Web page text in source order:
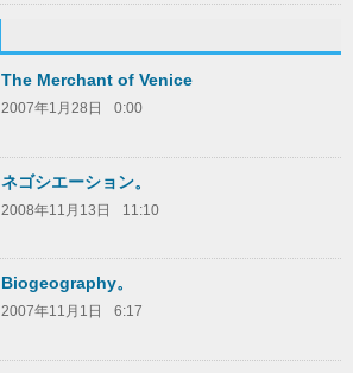
The Merchant of Venice
2007年1月28日 0:00
ネゴシエーション。
2008年11月13日 11:10
Biogeography。
2007年11月1日 6:17